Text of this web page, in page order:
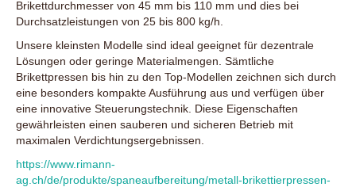
Brikettdurchmesser von 45 mm bis 110 mm und dies bei
Durchsatzleistungen von 25 bis 800 kg/h.
Unsere kleinsten Modelle sind ideal geeignet für dezentrale
Lösungen oder geringe Materialmengen. Sämtliche
Brikettpressen bis hin zu den Top-Modellen zeichnen sich durch
eine besonders kompakte Ausführung aus und verfügen über
eine innovative Steuerungstechnik. Diese Eigenschaften
gewährleisten einen sauberen und sicheren Betrieb mit
maximalen Verdichtungsergebnissen.
https://www.rimann-
ag.ch/de/produkte/spaneaufbereitung/metall-brikettierpressen-